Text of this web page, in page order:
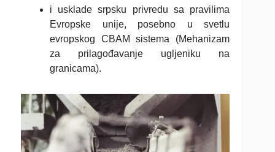
i usklade srpsku privredu sa pravilima
Evropske unije, posebno u svetlu
evropskog CBAM sistema (Mehanizam
za prilagođavanje ugljeniku na
granicama).